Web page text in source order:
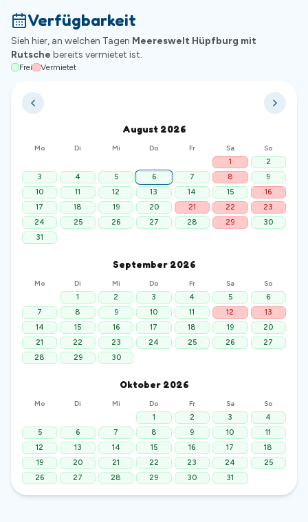
Verfügbarkeit
Sieh hier, an welchen Tagen Meereswelt Hüpfburg mit
Rutsche bereits vermietet ist.
Frei Vermietet
August 2026
Mo Di Mi Do Fr Sa
So
1
2
3
4 5 6 7 8
9
10
11 12 13 14 15
16
17
18 19 20 21 22
23
24
25 26 27 28 29
30
31
September 2026
Mo Di Mi Do Fr Sa
So
1
2 3 4 5
6
7
8 9 10 11 12
13
14
15 16 17 18 19
20
21
22 23 24 25 26
27
28
29 30
Oktober 2026
Mo Di Mi Do Fr Sa
So
1
2 3
4
5
6 7 8 9 10
11
12
13 14 15 16 17
18
19
20 21 22 23 24
25
26
27 28 29 30 31